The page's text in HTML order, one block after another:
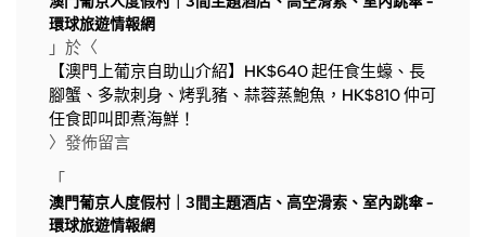
環球旅遊情報網
」於〈
【澳門上葡京自助山介紹】HK$640 起任食生蠔、長
腳蟹、多款刺身、烤乳豬、蒜蓉蒸鮑魚，HK$810 仲可
任食即叫即煮海鮮！
〉發佈留言
「
澳門葡京人度假村｜3間主題酒店、高空滑索、室內跳傘 -
環球旅遊情報網